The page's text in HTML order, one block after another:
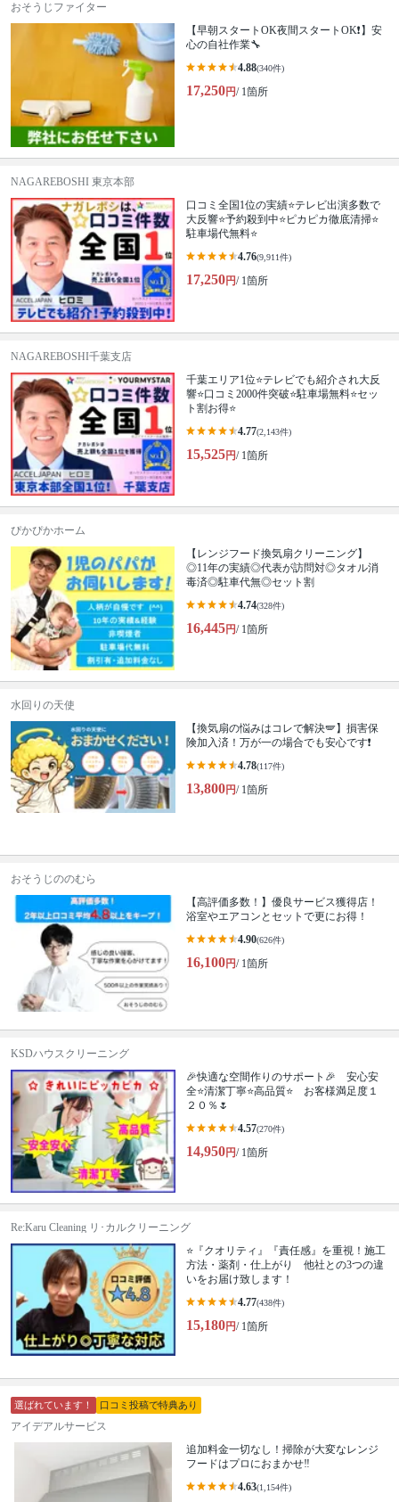
おそうじファイター
【早朝スタートOK夜間スタートOK❗️】安
心の自社作業🔧
4.88(340件)
17,250円/ 1箇所
NAGAREBOSHI 東京本部
口コミ全国1位の実績⭐テレビ出演多数で
大反響⭐予約殺到中⭐ピカピカ徹底清掃⭐
駐車場代無料⭐
4.76(9,911件)
17,250円/ 1箇所
NAGAREBOSHI千葉支店
千葉エリア1位⭐テレビでも紹介され大反
響⭐️口コミ2000件突破⭐️駐車場無料⭐セッ
ト割お得⭐
4.77(2,143件)
15,525円/ 1箇所
ぴかぴかホーム
【レンジフード換気扇クリーニング】
◎11年の実績◎代表が訪問対◎タオル消
毒済◎駐車代無◎セット割
4.74(328件)
16,445円/ 1箇所
水回りの天使
【換気扇の悩みはコレで解決🪽】損害保
険加入済！万が一の場合でも安心です❗️
4.78(117件)
13,800円/ 1箇所
おそうじののむら
【高評価多数！】優良サービス獲得店！
浴室やエアコンとセットで更にお得！
4.90(626件)
16,100円/ 1箇所
KSDハウスクリーニング
🎉快適な空間作りのサポート🎉 安心安
全⭐清潔丁寧⭐高品質⭐ お客様満足度１
２０％🌷
4.57(270件)
14,950円/ 1箇所
Re:Karu Cleaning リ･カルクリーニング
⭐『クオリティ』『責任感』を重視！施工
方法・薬剤・仕上がり 他社との3つの違
いをお届け致します！
4.77(438件)
15,180円/ 1箇所
選ばれています！ 口コミ投稿で特典あり
アイデアルサービス
追加料金一切なし！掃除が大変なレンジ
フードはプロにおまかせ‼︎
4.63(1,154件)